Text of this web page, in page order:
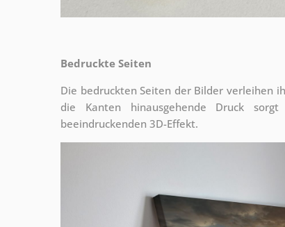
Bedruckte Seiten
Die bedruckten Seiten der Bilder verleihen
die Kanten hinausgehende Druck
beeindruckenden 3D-Effekt.